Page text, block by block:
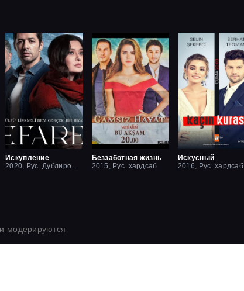
Искупление
Беззаботная жизнь
2015, Рус. хардсаб
Искусный
2016, Рус. хардсаб
модерируются